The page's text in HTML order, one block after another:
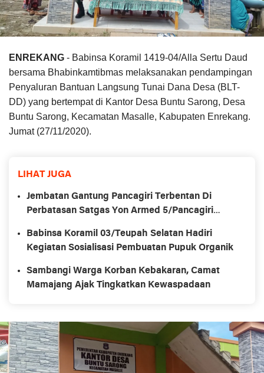
ENREKANG - Babinsa Koramil 1419-04/Alla Sertu Daud
bersama Bhabinkamtibmas melaksanakan pendampingan
Penyaluran Bantuan Langsung Tunai Dana Desa (BLT-
DD) yang bertempat di Kantor Desa Buntu Sarong, Desa
Buntu Sarong, Kecamatan Masalle, Kabupaten Enrekang.
Jumat (27/11/2020).
LIHAT JUGA
Jembatan Gantung Pancagiri Terbentan Di
Perbatasan Satgas Yon Armed 5/Pancagiri
Babinsa Koramil 03/Teupah Selatan Hadiri
Kegiatan Sosialisasi Pembuatan Pupuk Organik
Sambangi Warga Korban Kebakaran, Camat
Mamajang Ajak Tingkatkan Kewaspadaan